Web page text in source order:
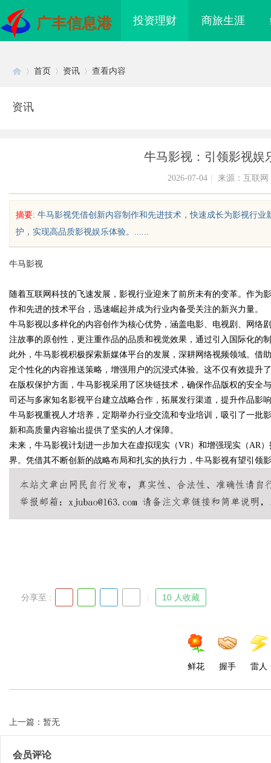
广丰信息港 投资理财 商旅生涯
uz
ar
首页 资讯 查看内容
资讯
牛马影视：引领影视娱
2026-07-04 来源：互联网
摘要: 牛马影视凭借创新内容制作和先进技术，快速成长为影视行
护，实现高品质影视娱乐体验。......
牛马影视
随着互联网科技的飞速发展，影视行业迎来了前所未有的变革。作为
作和先进的技术平台，迅速崛起并成为行业内备受关注的新兴力量。
牛马影视以多样化的内容创作为核心优势，涵盖电影、电视剧、网络
注故事的原创性，更注重作品的品质和视觉效果，通过引入国际化的
此外，牛马影视积极探索新媒体平台的发展，深耕网络视频领域。借
定个性化的内容推送策略，增强用户的沉浸式体验。这不仅有效提升
在版权保护方面，牛马影视采用了区块链技术，确保作品版权的安全
司还与多家知名影视平台建立战略合作，拓展发行渠道，提升作品影
牛马影视重视人才培养，定期举办行业交流和专业培训，吸引了一批
新和高质量内容输出提供了坚实的人才保障。
未来，牛马影视计划进一步加大在虚拟现实（VR）和增强现实（AR
界。凭借其不断创新的战略布局和扎实的执行力，牛马影视有望引领
分享至 : 10 人收藏
鲜花 握手 雷人
上一篇：暂无
会员评论
地路径，天创信用
金融智能升级 发体系全解析